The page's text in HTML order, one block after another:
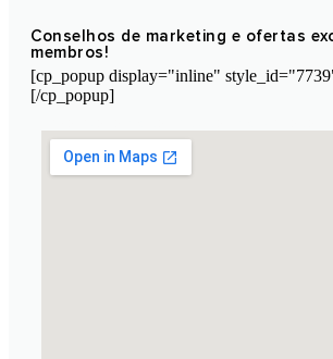
Conselhos de marketing e ofertas
membros!
[cp_popup display="inline"
[/cp_popup]